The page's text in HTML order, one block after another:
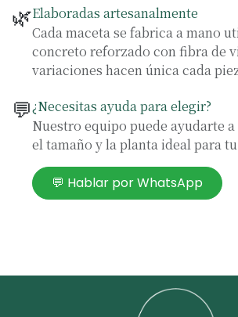
🌿Elaboradas artesanalmente
Cada maceta se fabrica a mano
concreto reforzado con fibra de
variaciones hacen única cada
💬¿Necesitas ayuda para elegir?
Nuestro equipo puede ayudarte
el tamaño y la planta ideal para
💬 Hablar por WhatsApp